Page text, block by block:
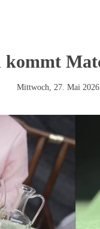
kommt
Mittwoch, 27. Mai